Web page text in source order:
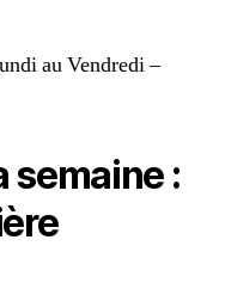
au Vendredi –
semaine :